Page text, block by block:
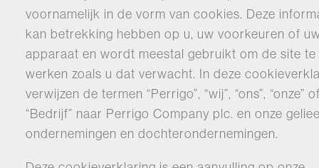
voornamelijk in de vorm van cookies. Deze
kan betrekking hebben op u, uw voorkeuren of
apparaat en wordt meestal gebruikt om de site te
werken zoals u dat verwacht. In deze
verwijzen de termen “Perrigo”, “wij”, “ons”, “onze”
“Bedrijf” naar Perrigo Company plc. en onze
ondernemingen en dochterondernemingen.